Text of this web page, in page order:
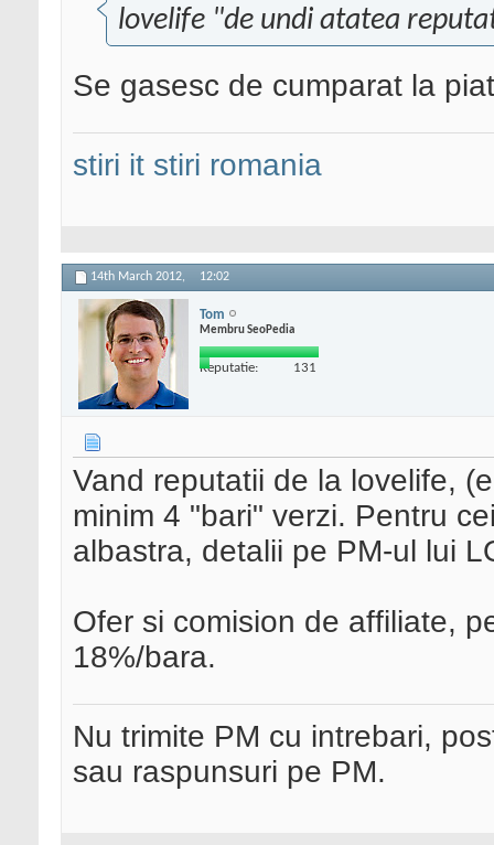
lovelife "de undi atatea
Se gasesc de cumparat la
stiri it stiri romania
14th March 2012, 12:02
Tom
Membru SeoPedia
Reputatie: 131
Vand reputatii de la lovelife,
minim 4 "bari" verzi. Pentru
albastra, detalii pe PM-ul lui
Ofer si comision de affiliate,
18%/bara.
Nu trimite PM cu intrebari,
sau raspunsuri pe PM.